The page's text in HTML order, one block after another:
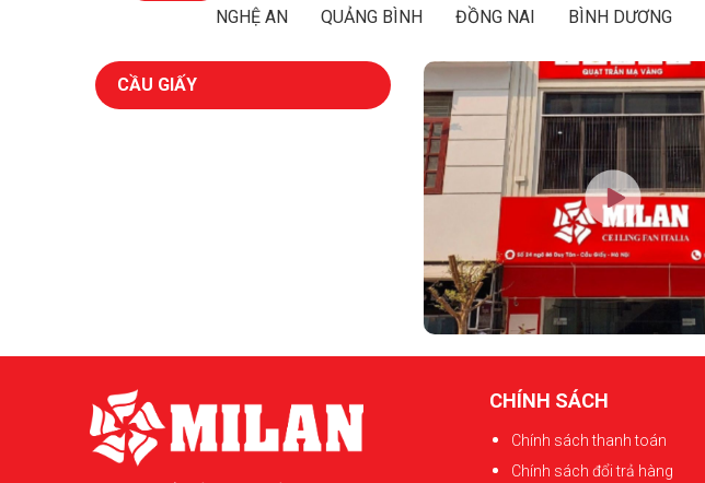
NGHỆ AN
QUẢNG BÌNH ĐỒNG NAI BÌNH DƯƠNG
CẦU GIẤY
CHÍNH SÁCH
Chính sách thanh toán
Chính sách đổi trả hàng